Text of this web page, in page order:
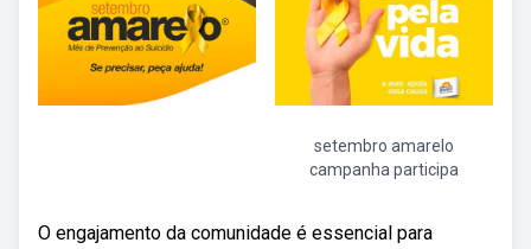
setembro amarelo
campanha participa
O engajamento da comunidade é essencial para